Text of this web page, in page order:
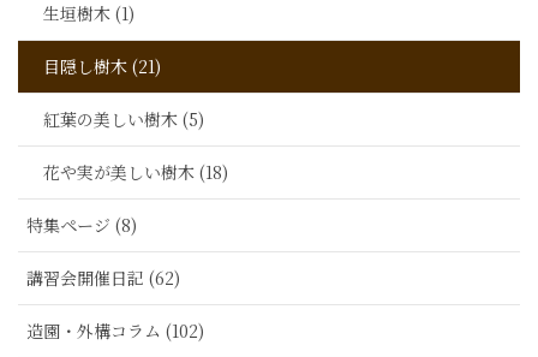
生垣樹木 (1)
目隠し樹木 (21)
紅葉の美しい樹木 (5)
花や実が美しい樹木 (18)
特集ページ (8)
講習会開催日記 (62)
造園・外構コラム (102)